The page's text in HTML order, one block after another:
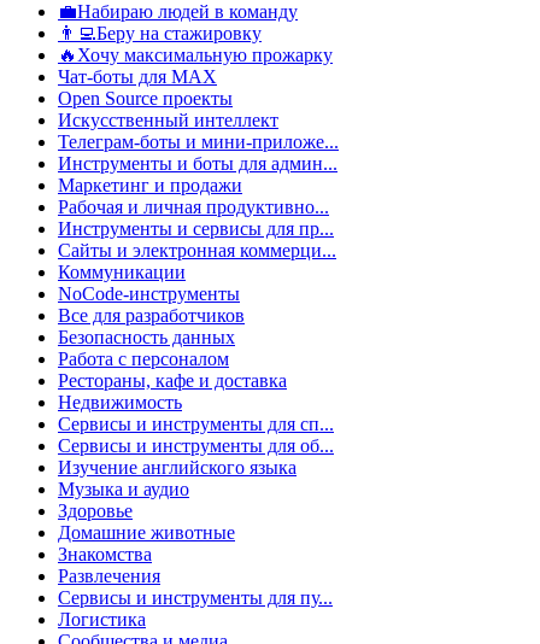
💼Набираю людей в команду
👨‍💻Беру на стажировку
🔥Хочу максимальную прожарку
Чат-боты для MAX
Open Source проекты
Искусственный интеллект
Телеграм-боты и мини-приложе...
Инструменты и боты для админ...
Маркетинг и продажи
Рабочая и личная продуктивно...
Инструменты и сервисы для пр...
Сайты и электронная коммерци...
Коммуникации
NoCode-инструменты
Все для разработчиков
Безопасность данных
Работа с персоналом
Рестораны, кафе и доставка
Недвижимость
Сервисы и инструменты для сп...
Сервисы и инструменты для об...
Изучение английского языка
Музыка и аудио
Здоровье
Домашние животные
Знакомства
Развлечения
Сервисы и инструменты для пу...
Логистика